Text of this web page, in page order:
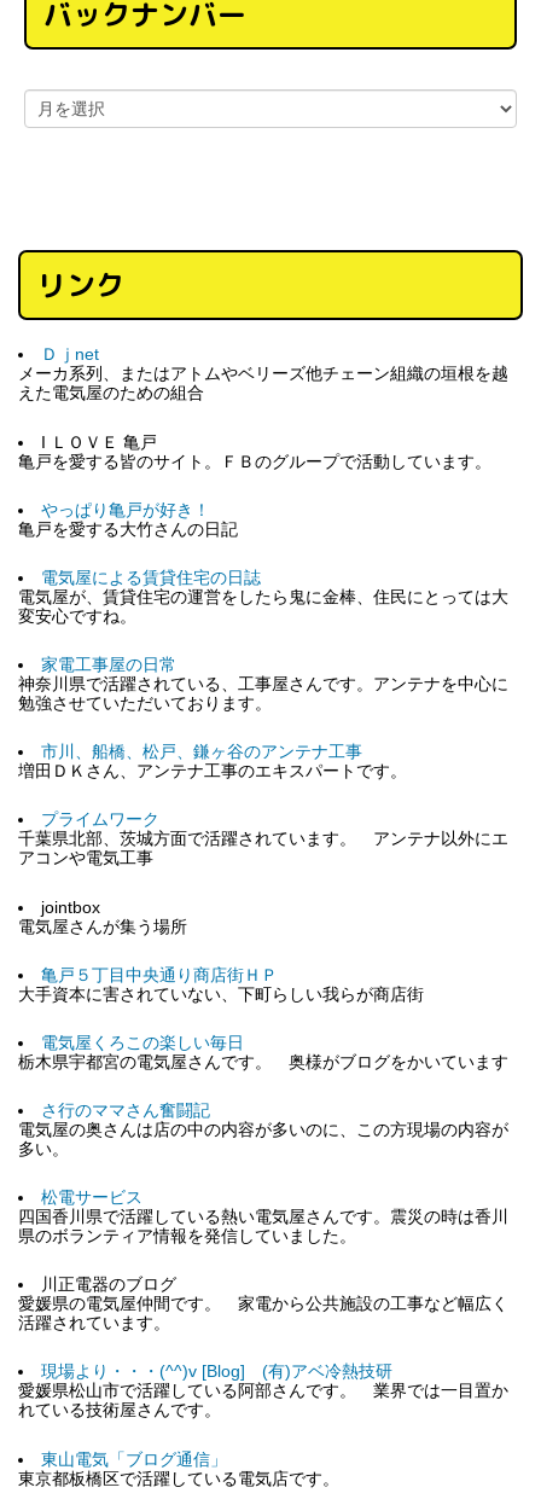
バックナンバー
リンク
Ｄｊnet
メーカ系列、またはアトムやベリーズ他チェーン組織の垣根を越
えた電気屋のための組合
I ＬＯＶＥ 亀戸
亀戸を愛する皆のサイト。ＦＢのグループで活動しています。
やっぱり亀戸が好き！
亀戸を愛する大竹さんの日記
電気屋による賃貸住宅の日誌
電気屋が、賃貸住宅の運営をしたら鬼に金棒、住民にとっては大
変安心ですね。
家電工事屋の日常
神奈川県で活躍されている、工事屋さんです。アンテナを中心に
勉強させていただいております。
市川、船橋、松戸、鎌ヶ谷のアンテナ工事
増田ＤＫさん、アンテナ工事のエキスパートです。
プライムワーク
千葉県北部、茨城方面で活躍されています。 アンテナ以外にエ
アコンや電気工事
jointbox
電気屋さんが集う場所
亀戸５丁目中央通り商店街ＨＰ
大手資本に害されていない、下町らしい我らが商店街
電気屋くろこの楽しい毎日
栃木県宇都宮の電気屋さんです。 奥様がブログをかいています
さ行のママさん奮闘記
電気屋の奥さんは店の中の内容が多いのに、この方現場の内容が
多い。
松電サービス
四国香川県で活躍している熱い電気屋さんです。震災の時は香川
県のボランティア情報を発信していました。
川正電器のブログ
愛媛県の電気屋仲間です。 家電から公共施設の工事など幅広く
活躍されています。
現場より・・・(^^)v [Blog] (有)アベ冷熱技研
愛媛県松山市で活躍している阿部さんです。 業界では一目置か
れている技術屋さんです。
東山電気「ブログ通信」
東京都板橋区で活躍している電気店です。